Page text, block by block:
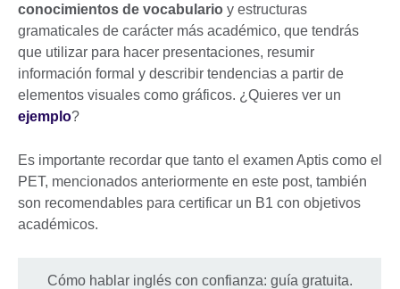
conocimientos de vocabulario y estructuras
gramaticales de carácter más académico, que tendrás
que utilizar para hacer presentaciones, resumir
información formal y describir tendencias a partir de
elementos visuales como gráficos. ¿Quieres ver un
ejemplo?
Es importante recordar que tanto el examen Aptis como el
PET, mencionados anteriormente en este post, también
son recomendables para certificar un B1 con objetivos
académicos.
Cómo hablar inglés con confianza: guía gratuita.